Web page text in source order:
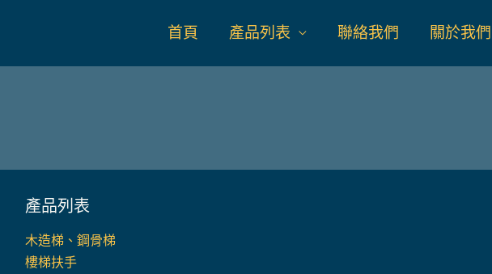
首頁 產品列表 聯絡我們 關於我們
產品列表
木造梯、鋼骨梯
樓梯扶手